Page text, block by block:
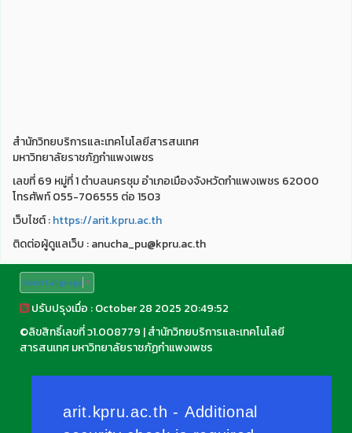
สำนักวิทยบริการและเทคโนโลยีสารสนเทศ
มหาวิทยาลัยราชภัฏกำแพงเพชร
เลขที่ 69 หมู่ที่ 1 ตำบลนครชุม อำเภอเมืองจังหวัดกำแพงเพชร 62000
โทรศัพท์ 055-706555 ต่อ 1503
เว็บไชต์ :https://arit.kpru.ac.th
ติดต่อผู้ดูแลเว็บ : anucha_pu@kpru.ac.th
Select Language ▼
ปรับปรุงเมื่อ : October 28 2025 20:49:52
©ลิขสิทธิ์เลขที่ ว1.008779 |สำนักวิทยบริการและเทคโนโลยี
สารสนเทศ มหาวิทยาลัยราชภัฏกำแพงเพชร